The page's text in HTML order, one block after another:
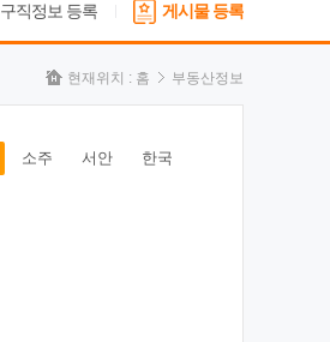
구직정보 등록 게시물 등록
현재위치 : 홈 부동산정보
소주 서안 한국